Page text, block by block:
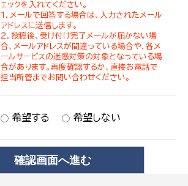
ェックを入れてください。
１．メールで回答する場合は、入力されたメール
アドレスに送信します。
２．投稿後、受け付け完了メールが届かない場
合、メールアドレスが間違っている場合や、各メ
ールサービスの迷惑対策の対象となっている場
合があります。再度確認するか、直接お電話で
担当所管までお問い合わせください。
希望する 希望しない